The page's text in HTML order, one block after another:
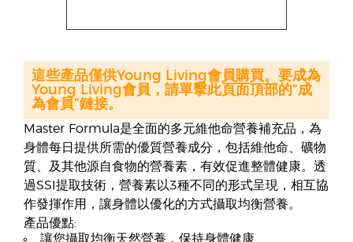
Master Formula是全面的多元維他命營養補充品，為
身體每日提供所需的優質營養成分，包括維他命、礦物
質、及其他源自食物的營養素，有效促進整體健康。透
過SSI提取技術，營養素以3種不同的形式呈現，相互協
作發揮作用，讓身體以優化的方式攝取均衡營養。
產品優點:
讓您攝取均衡天然營養，保持身體健康
這些產品僅供Young Living會員購買。要成為
Young Living會員，請單擊此頁面頂部的“成
為會員”鏈接。